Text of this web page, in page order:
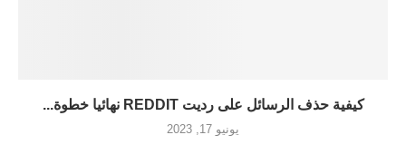
كيفية حذف الرسائل على رديت REDDIT نهائيا خطوة...
يونيو 17, 2023